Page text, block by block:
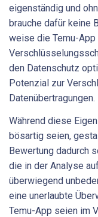
eigenständig und
brauche dafür keine
weise die Temu-
den Datenschutz
Potenzial zur
Datenübertragungen.
Während diese
bösartig seien,
Bewertung dadurch
die in der Analyse
überwiegend
eine unerlaubte
Temu-App seien im